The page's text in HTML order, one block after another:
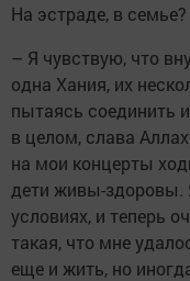
На эстраде, в семье?
– Я чувствую, что
одна Хания, их
пытаясь соединить
в целом, слава
на мои концерты
дети живы-здоровы.
условиях, и теперь
такая, что мне
еще и жить, но